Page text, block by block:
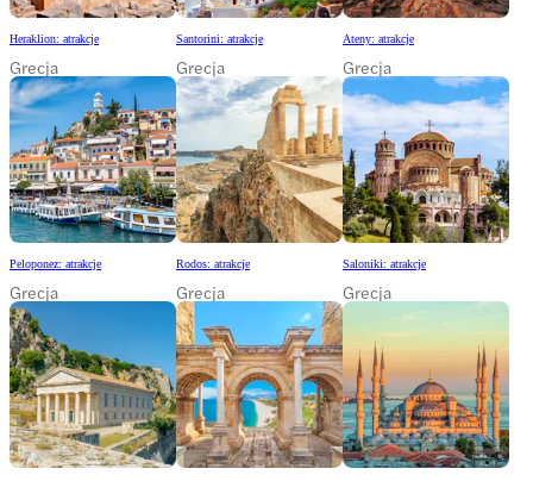
Heraklion: atrakcje
Grecja
Santorini: atrakcje
Grecja
Ateny: atrakcje
Grecja
Peloponez: atrakcje
Grecja
Rodos: atrakcje
Grecja
Saloniki: atrakcje
Grecja